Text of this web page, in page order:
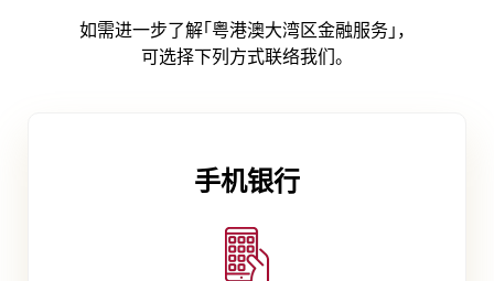
如需进一步了解｢粤港澳大湾区金融服务｣，
可选择下列方式联络我们。
手机银行